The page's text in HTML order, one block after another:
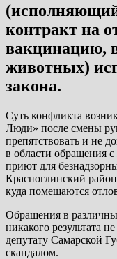
контракт на
вакцинацию,
животных)
закона.
Суть конфликта
Люди» после смены
препятствовать и не
в области обращения
приют для
Красноглинский
куда помещаются
Обращения в
никакого результата
депутату Самарской
скандалом.